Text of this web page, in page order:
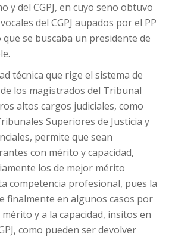
y del CGPJ, en cuyo seno obtuvo
del CGPJ aupados por el PP
que se buscaba un presidente de
técnica que rige el sistema de
los magistrados del Tribunal
altos cargos judiciales, como
Superiores de Justicia y
permite que sean
con mérito y capacidad,
los de mejor mérito
competencia profesional, pues la
finalmente en algunos casos por
y a la capacidad, ínsitos en
como pueden ser devolver